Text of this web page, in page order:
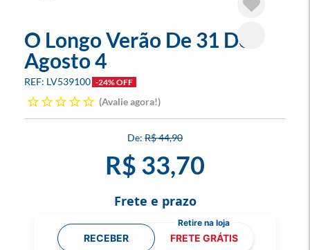
O Longo Verão De 31 De
Agosto 4
LV539100 -24% OFF
Avalie agora!
R$ 44,90
R$ 33,70
Frete e prazo
RECEBER FRETE GRÁTIS